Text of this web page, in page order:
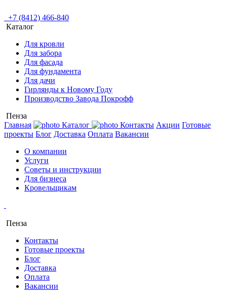
+7 (8412) 466-840
Каталог
Для кровли
Для забора
Для фасада
Для фундамента
Для дачи
Гирлянды к Новому Году
Производство Завода Покрофф
Пенза
Главная
Каталог Контакты Акции Готовые
проекты Блог Доставка Оплата Вакансии
О компании
Услуги
Советы и инструкции
Для бизнеса
Кровельщикам
Пенза
Контакты
Готовые проекты
Блог
Доставка
Оплата
Вакансии